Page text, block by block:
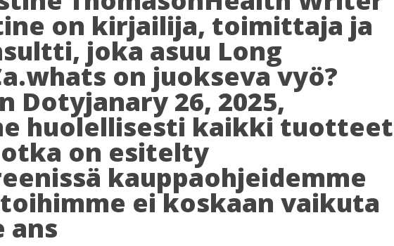
on kirjailija, toimittaja ja
joka asuu Long
on juokseva vyö?
Dotyjanary 26, 2025,
huolellisesti kaikki tuotteet
on esitelty
kauppaohjeidemme
ei koskaan vaikuta
ans